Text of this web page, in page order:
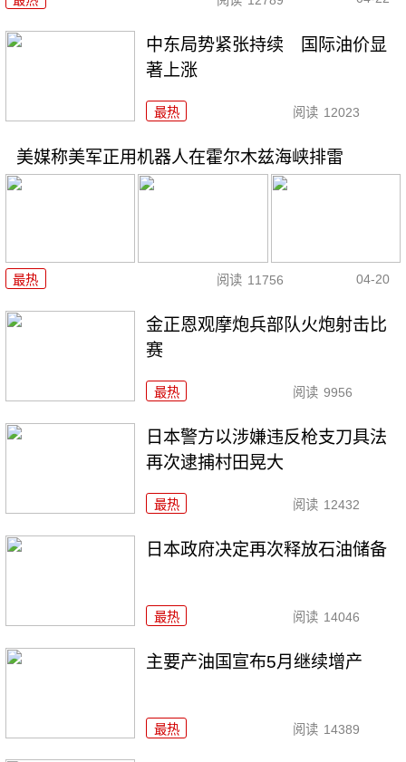
中东局势紧张持续 国际油价显
著上涨
最热 阅读 12023
美媒称美军正用机器人在霍尔木兹海峡排雷
最热 阅读 11756 04-20
金正恩观摩炮兵部队火炮射击比
赛
最热 阅读 9956
日本警方以涉嫌违反枪支刀具法
再次逮捕村田晃大
最热 阅读 12432
日本政府决定再次释放石油储备
最热 阅读 14046
主要产油国宣布5月继续增产
最热 阅读 14389